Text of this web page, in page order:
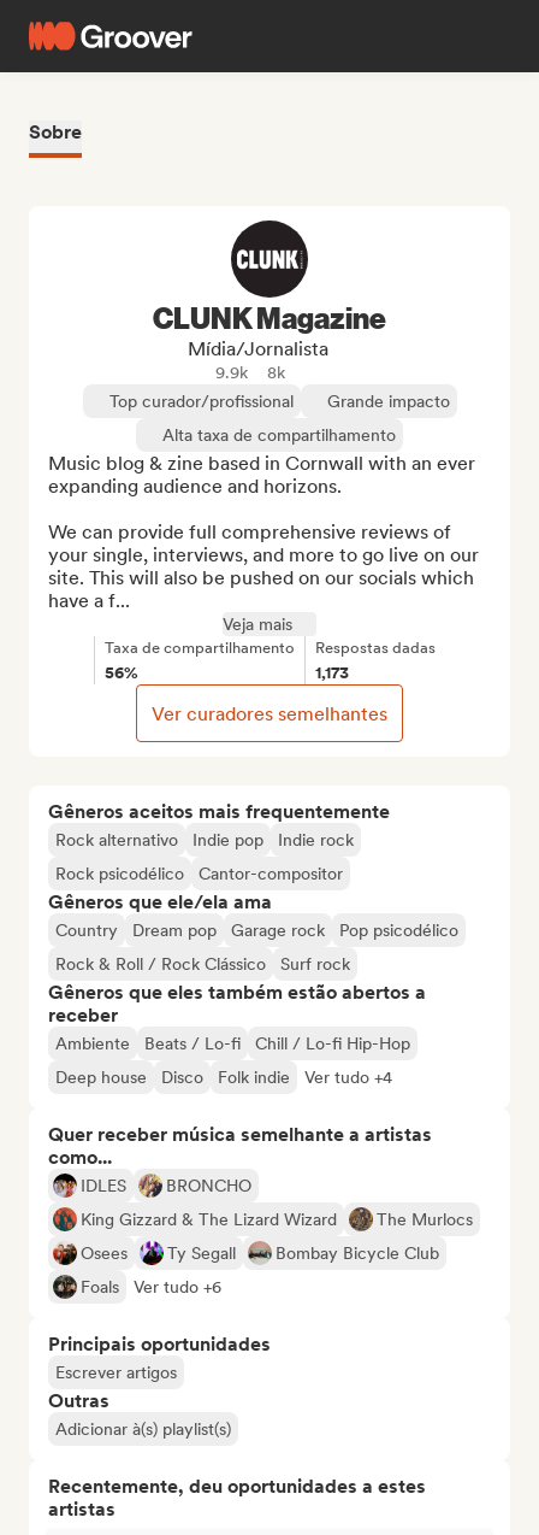
Sobre
Gêneros aceitos mais frequentemente
Rock alternativo Indie pop
Indie rock
Rock psicodélico
Cantor-compositor
Gêneros que ele/ela ama
Country Dream pop Garage rock
Pop psicodélico
Rock & Roll / Rock Clássico
Surf rock
Gêneros que eles também estão abertos a
receber
Ambiente Beats / Lo-fi
Chill / Lo-fi Hip-Hop
Deep house
Disco Folk indie Ver tudo +4
Quer receber música semelhante a artistas
como...
IDLES
BRONCHO
King Gizzard & The Lizard Wizard
The Murlocs
Osees
Ty Segall
Bombay Bicycle Club
Foals
Ver tudo +6
Principais oportunidades
Escrever artigos
Outras
Adicionar à(s) playlist(s)
Recentemente, deu oportunidades a estes
artistas
CLUNK Magazine
Mídia/Jornalista
9.9k
8k
Top curador/profissional
Grande impacto
Alta taxa de compartilhamento
Music blog & zine based in Cornwall with an ever
expanding audience and horizons.
We can provide full comprehensive reviews of
your single, interviews, and more to go live on our
site. This will also be pushed on our socials which
have a f...
Veja mais
Taxa de compartilhamento
56%
Respostas dadas
1,173
Ver curadores semelhantes